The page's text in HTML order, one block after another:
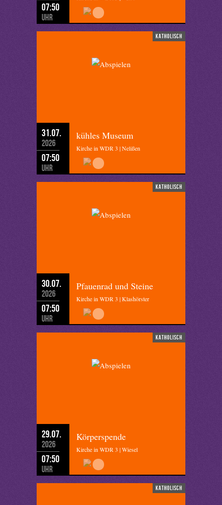
07:50
Uhr
katholisch
31.07.
2026
07:50
Uhr
kühles Museum
Kirche in WDR 3 | Nelißen
katholisch
30.07.
2026
07:50
Uhr
Pfauenrad und Steine
Kirche in WDR 3 | Klashörster
katholisch
29.07.
2026
07:50
Uhr
Körperspende
Kirche in WDR 3 | Wiesel
katholisch